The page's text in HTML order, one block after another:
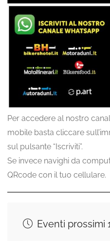
Per accedere al nostro
mobile basta cliccare
sul pulsante “Iscriviti”.
Se invece navighi da
QRcode con il tuo cellulare.
Eventi prossimi